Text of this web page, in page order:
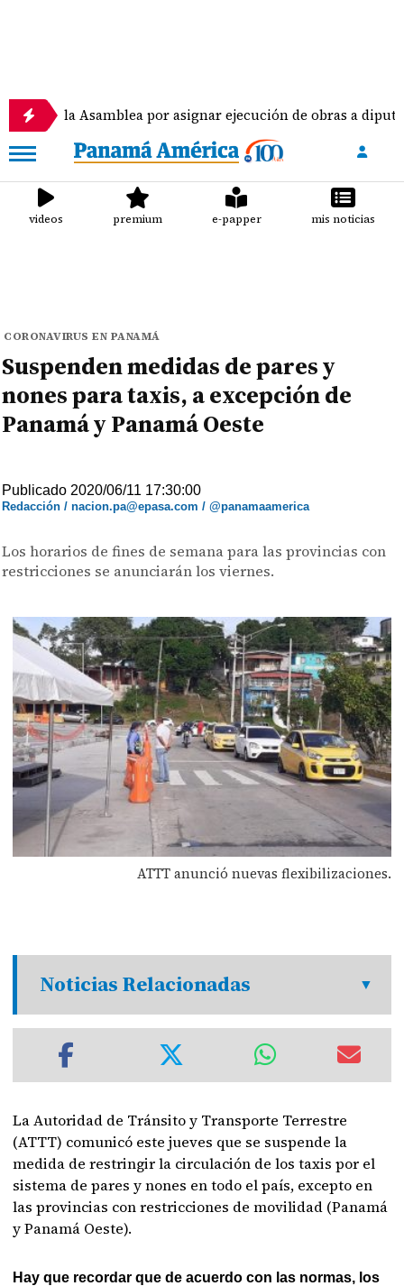
Asamblea por asignar ejecución de obras a diputados
videos premium e-papper mis noticias
CORONAVIRUS EN PANAMÁ
Suspenden medidas de pares y
nones para taxis, a excepción de
Panamá y Panamá Oeste
Publicado 2020/06/11 17:30:00
Redacción / nacion.pa@epasa.com / @panamaamerica
Los horarios de fines de semana para las provincias con
restricciones se anunciarán los viernes.
ATTT anunció nuevas flexibilizaciones.
Noticias Relacionadas
La Autoridad de Tránsito y Transporte Terrestre
(ATTT) comunicó este jueves que se suspende la
medida de restringir la circulación de los taxis por el
sistema de pares y nones en todo el país, excepto en
las provincias con restricciones de movilidad (Panamá
y Panamá Oeste).
Hay que recordar que de acuerdo con las normas, los